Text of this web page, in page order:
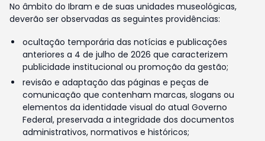
No âmbito do Ibram e de suas unidades museológicas,
deverão ser observadas as seguintes providências:
ocultação temporária das notícias e publicações
anteriores a 4 de julho de 2026 que caracterizem
publicidade institucional ou promoção da gestão;
revisão e adaptação das páginas e peças de
comunicação que contenham marcas, slogans ou
elementos da identidade visual do atual Governo
Federal, preservada a integridade dos documentos
administrativos, normativos e históricos;